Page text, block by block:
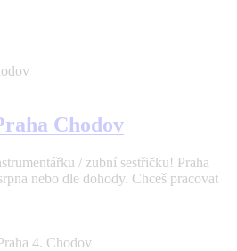
Chodov
/ zubní sestřičku! Praha
nebo dle dohody. Chceš pracovat
4. Chodov